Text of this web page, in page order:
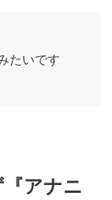
たいです
アナニ